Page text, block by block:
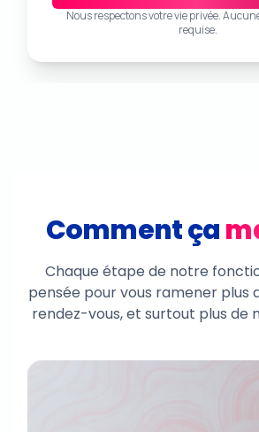
Nous respectons votre vie privée.
requise.
Comment ça
Chaque étape de notre
pensée pour vous ramener plus
rendez-vous, et surtout plus de